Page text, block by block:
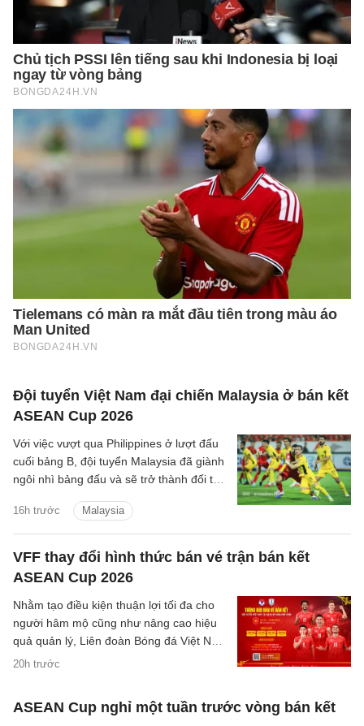
Đội tuyển Việt Nam đại chiến Malaysia ở bán kết
ASEAN Cup 2026
16h trước Malaysia
Với việc vượt qua Philippines ở lượt đấu
cuối bảng B, đội tuyển Malaysia đã giành
ngôi nhì bảng đấu và sẽ trở thành đối thủ
hành trình bảo vệ ngôi vương Đông Nam
Á.
VFF thay đổi hình thức bán vé trận bán kết
ASEAN Cup 2026
20h trước
Nhằm tạo điều kiện thuận lợi tối đa cho
người hâm mộ cũng như nâng cao hiệu
quả quản lý, Liên đoàn Bóng đá Việt Nam
(VFF) đã chính thức thông báo về việc
ASEAN Cup nghỉ một tuần trước vòng bán kết